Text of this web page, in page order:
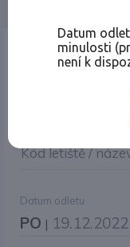
Místo odletu
Kód letiště /
Datum odletu
PO | 19.12.2022
Datum
minulosti
není k